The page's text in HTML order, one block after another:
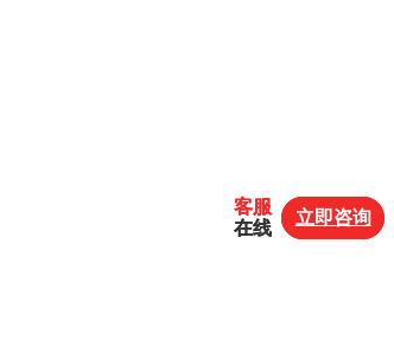
客服
在线
立即咨询
客服
在线
立即咨询